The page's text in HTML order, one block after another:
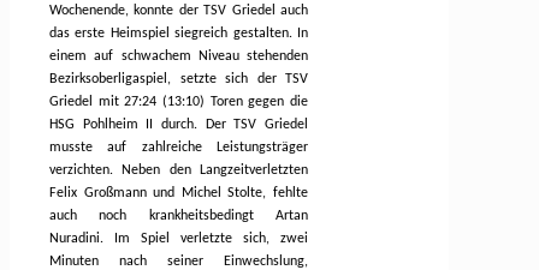
Wochenende, konnte der TSV Griedel auch
das erste Heimspiel siegreich gestalten. In
einem auf schwachem Niveau stehenden
Bezirksoberligaspiel, setzte sich der TSV
Griedel mit 27:24 (13:10) Toren gegen die
HSG Pohlheim II durch. Der TSV Griedel
musste auf zahlreiche Leistungsträger
verzichten. Neben den Langzeitverletzten
Felix Großmann und Michel Stolte, fehlte
auch noch krankheitsbedingt Artan
Nuradini. Im Spiel verletzte sich, zwei
Minuten nach seiner Einwechslung,